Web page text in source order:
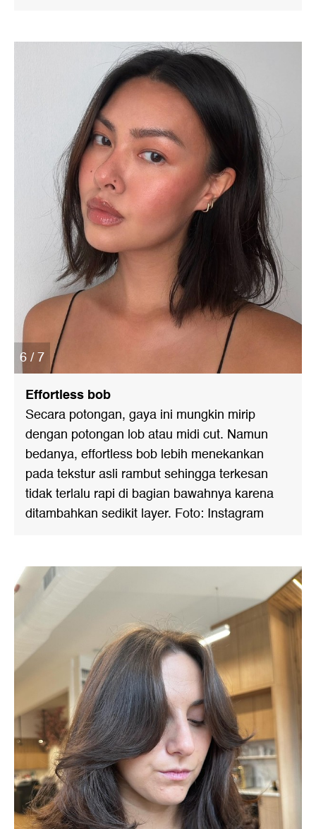
6 / 7
Effortless bob
Secara potongan, gaya ini mungkin mirip
dengan potongan lob atau midi cut. Namun
bedanya, effortless bob lebih menekankan
pada tekstur asli rambut sehingga terkesan
tidak terlalu rapi di bagian bawahnya karena
ditambahkan sedikit layer. Foto: Instagram